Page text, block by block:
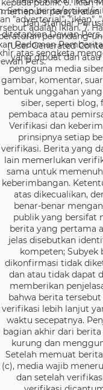
memenuhi persyaratan
dan Standar
ditetapkan Dewan
(User Generated
yang dibuat dan
pengguna media
gambar, komentar,
bentuk unggahan
siber, seperti blog,
pembaca atau
Verifikasi dan
prinsipnya setiap
verifikasi. Berita yang
lain memerlukan
sama untuk
keberimbangan.
atas dikecualikan,
benar-benar
publik yang bersifat
berita yang pertama
jelas disebutkan
kompeten; Subyek
dikonfirmasi tidak
dan atau tidak dapat
memberikan
bahwa berita
verifikasi lebih lanjut
waktu secepatnya.
bagian akhir dari
kurung dan
Setelah memuat
(c), media wajib
dan setelah